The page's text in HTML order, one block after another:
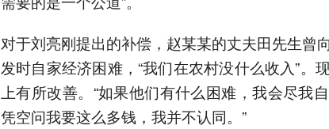
对于刘亮刚提出的补偿，赵某某的丈夫田先生曾
发时自家经济困难，“我们在农村没什么收入”。
上有所改善。“如果他们有什么困难，我会尽我
凭空问我要这么多钱，我并不认同。”